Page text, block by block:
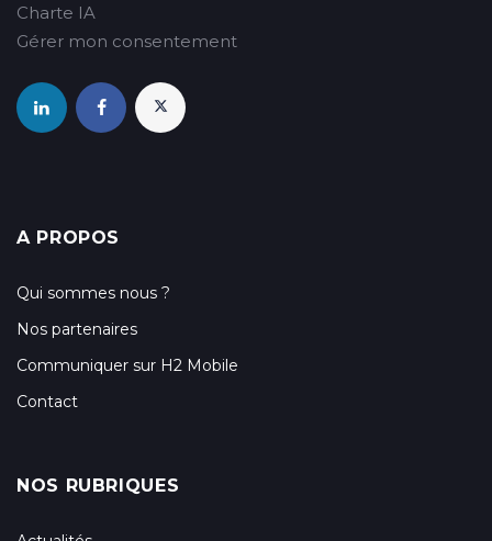
Charte IA
Gérer mon consentement
A PROPOS
Qui sommes nous ?
Nos partenaires
Communiquer sur H2 Mobile
Contact
NOS RUBRIQUES